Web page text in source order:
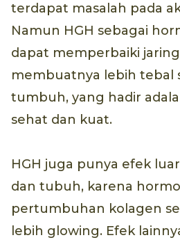
terdapat masalah pada
Namun HGH sebagai
dapat memperbaiki
membuatnya lebih tebal
tumbuh, yang hadir
sehat dan kuat.
HGH juga punya efek
dan tubuh, karena
pertumbuhan kolagen
lebih glowing. Efek